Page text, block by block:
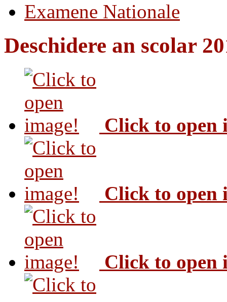
Examene Nationale
Deschidere an scolar
Click to open
Click to open
Click to open